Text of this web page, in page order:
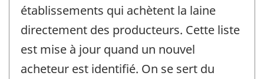
établissements qui achètent la laine
directement des producteurs. Cette liste
est mise à jour quand un nouvel
acheteur est identifié. On se sert du